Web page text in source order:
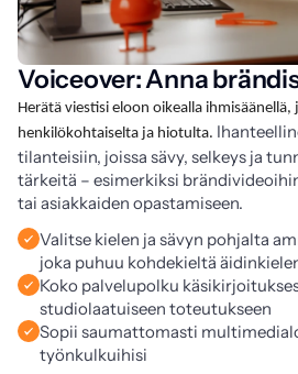
Voiceover: Anna
Herätä viestisi eloon oikealla
henkilökohtaiselta ja hiotulta.
tilanteisiin, joissa sävy, selkeys ja
tärkeitä – esimerkiksi
tai asiakkaiden opastamiseen.
Valitse kielen ja sävyn pohjalta
joka puhuu kohdekieltä
Koko palvelupolku
studiolaatuiseen toteutukseen
Sopii saumattomasti
työnkulkuihisi